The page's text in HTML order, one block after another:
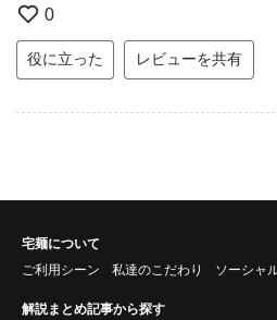
0
役に立った レビューを共有
宅麺について
ご利用シーン
私達のこだわり ソーシャ
解説まとめ記事から探す